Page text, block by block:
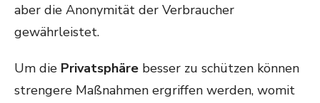
aber die Anonymität der Verbraucher
gewährleistet.
Um die Privatsphäre besser zu schützen können
strengere Maßnahmen ergriffen werden, womit